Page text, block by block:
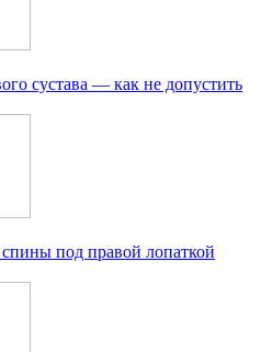
сустава — как не допустить
под правой лопаткой